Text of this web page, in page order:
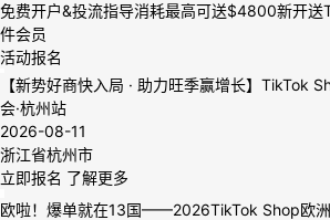
免费开户&投流指导消耗最高可送$4800新开送
件会员
活动报名
【新势好商快入局 · 助力旺季赢增长】TikTok
会·杭州站
2026-08-11
浙江省杭州市
立即报名 了解更多
欧啦！爆单就在13国——2026TikTok Shop欧洲